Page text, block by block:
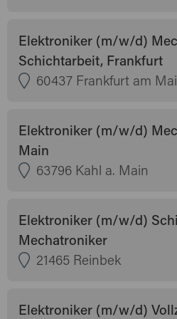
Elektroniker (m/w/d)
Schichtarbeit, Frankfurt
60437 Frankfurt am
Elektroniker (m/w/d)
Main
63796 Kahl a. Main
Elektroniker (m/w/d)
Mechatroniker
21465 Reinbek
Elektroniker (m/w/d)